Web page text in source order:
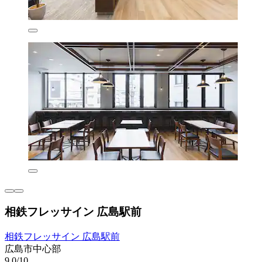
相鉄フレッサイン 広島駅前
相鉄フレッサイン 広島駅前
広島市中心部